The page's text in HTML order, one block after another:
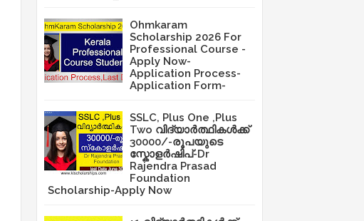
Ohmkaram
Scholarship 2026 For
Professional Course -
Apply Now-
Application Process-
Application Form-
SSLC, Plus One ,Plus
Two വിദ്യാർത്ഥികൾക്ക്
30000/-രൂപയുടെ
സ്കോളർഷിപ്-Dr
Rajendra Prasad
Foundation
Scholarship-Apply Now